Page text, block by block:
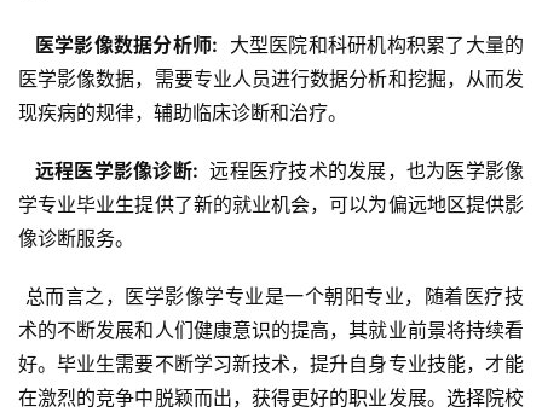
  医学影像数据分析师:
大型医院和科研机构积累了大量的
医学影像数据，需要专业人员进行数据分析和挖掘，从而发
现疾病的规律，辅助临床诊断和治疗。
  远程医学影像诊断:
远程医疗技术的发展，也为医学影像
学专业毕业生提供了新的就业机会，可以为偏远地区提供影
像诊断服务。
术的不断发展和人们健康意识的提高，其就业前景将持续看
好。毕业生需要不断学习新技术，提升自身专业技能，才能
在激烈的竞争中脱颖而出，获得更好的职业发展。选择院校